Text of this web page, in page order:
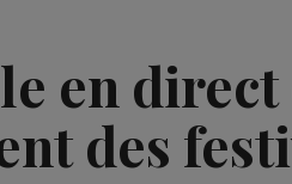
en direct
des